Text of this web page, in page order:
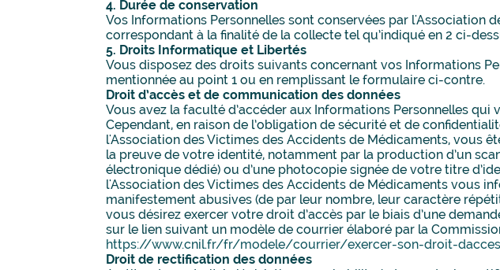
4. Durée de conservation
Vos Informations Personnelles sont conservées par
correspondant à la finalité de la collecte tel qu’indiqué en 2 ci-
5. Droits Informatique et Libertés
Vous disposez des droits suivants concernant vos Informations
mentionnée au point 1 ou en remplissant le formulaire ci-contre.
Droit d’accès et de communication des données
Vous avez la faculté d’accéder aux Informations Personnelles qui
Cependant, en raison de l’obligation de sécurité et de
l'Association des Victimes des Accidents de Médicaments, vous
la preuve de votre identité, notamment par la production d’un
électronique dédié) ou d’une photocopie signée de votre titre
l'Association des Victimes des Accidents de Médicaments vous
manifestement abusives (de par leur nombre, leur caractère
vous désirez exercer votre droit d’accès par le biais d’une
sur le lien suivant un modèle de courrier élaboré par la
https://www.cnil.fr/fr/modele/courrier/exercer-son-droit-dacces
Droit de rectification des données